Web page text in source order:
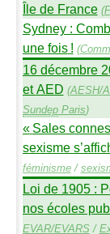
Île de France (
Sydney :
une fois ! (
16 décembre
etAED (AESH/
SundepParis)
« Sales connes
sexisme
féminisme/
Loi de 1905 :
nos écoles
EVAR/EVARS/